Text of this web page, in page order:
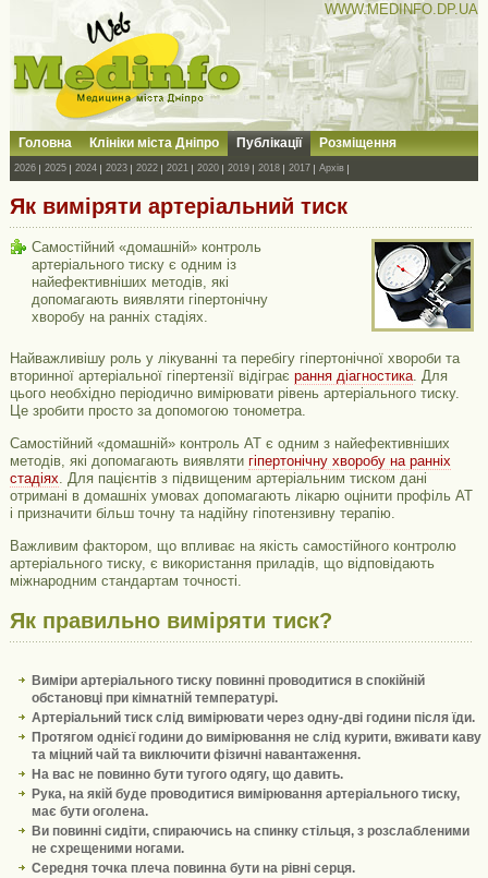
WWW.MEDINFO.DP.UA
Головна Клініки міста Дніпро Публікації Розміщення
2026 2025 2024 2023 2022 2021 2020 2019 2018 2017 Архів
Як виміряти артеріальний тиск
Самостійний «домашній» контроль
артеріального тиску є одним із
найефективніших методів, які
допомагають виявляти гіпертонічну
хворобу на ранніх стадіях.
Найважливішу роль у лікуванні та перебігу гіпертонічної хвороби та
вторинної артеріальної гіпертензії відіграє рання діагностика. Для
цього необхідно періодично вимірювати рівень артеріального тиску.
Це зробити просто за допомогою тонометра.
Самостійний «домашній» контроль АТ є одним з найефективніших
методів, які допомагають виявляти гіпертонічну хворобу на ранніх
стадіях. Для пацієнтів з підвищеним артеріальним тиском дані
отримані в домашніх умовах допомагають лікарю оцінити профіль АТ
і призначити більш точну та надійну гіпотензивну терапію.
Важливим фактором, що впливає на якість самостійного контролю
артеріального тиску, є використання приладів, що відповідають
міжнародним стандартам точності.
Як правильно виміряти тиск?
Виміри артеріального тиску повинні проводитися в спокійній
обстановці при кімнатній температурі.
Артеріальний тиск слід вимірювати через одну-дві години після їди.
Протягом однієї години до вимірювання не слід курити, вживати каву
та міцний чай та виключити фізичні навантаження.
На вас не повинно бути тугого одягу, що давить.
Рука, на якій буде проводитися вимірювання артеріального тиску,
має бути оголена.
Ви повинні сидіти, спираючись на спинку стільця, з розслабленими
не схрещеними ногами.
Середня точка плеча повинна бути на рівні серця.